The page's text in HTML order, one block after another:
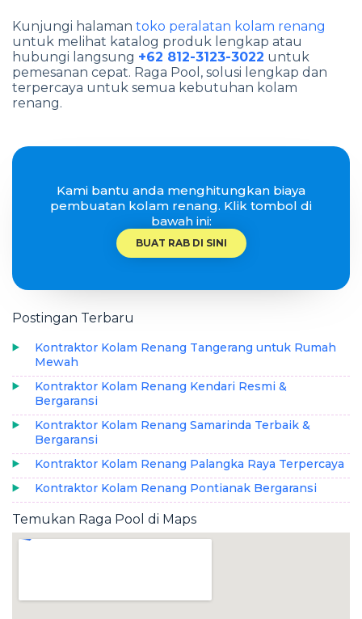
Kunjungi halaman toko peralatan kolam renang
untuk melihat katalog produk lengkap atau
hubungi langsung +62 812-3123-3022 untuk
pemesanan cepat. Raga Pool, solusi lengkap dan
terpercaya untuk semua kebutuhan kolam
renang.
Kami bantu anda menghitungkan biaya
pembuatan kolam renang. Klik tombol di
bawah ini:
BUAT RAB DI SINI
Postingan Terbaru
Kontraktor Kolam Renang Tangerang untuk Rumah
Mewah
Kontraktor Kolam Renang Kendari Resmi &
Bergaransi
Kontraktor Kolam Renang Samarinda Terbaik &
Bergaransi
Kontraktor Kolam Renang Palangka Raya Terpercaya
Kontraktor Kolam Renang Pontianak Bergaransi
Temukan Raga Pool di Maps